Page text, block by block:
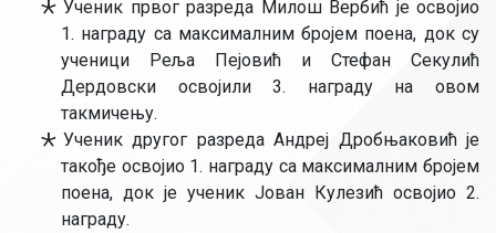
Ученик првог разреда Милош Вербић је освојио
1. награду са максималним бројем поена, док су
ученици Реља Пејовић и Стефан Секулић
Дердовски освојили 3. награду на овом
такмичењу.
Ученик другог разреда Андреј Дробњаковић је
такође освојио 1. награду са максималним бројем
поена, док је ученик Јован Кулезић освојио 2.
награду.